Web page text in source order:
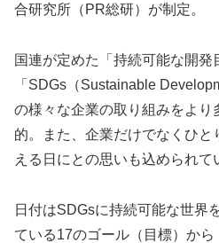
合研究所（PR総研）が制定。
国連が定めた「持続可能な開発
「SDGs（Sustainable
の様々な企業の取り組みをより
的。また、企業だけでなくひ
える日にとの思いも込められて
日付はSDGsに持続可能な世界
ている17のゴール（目標）から